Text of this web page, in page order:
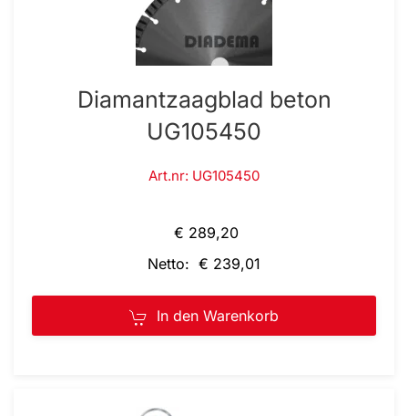
Diamantzaagblad beton
UG105450
Art.nr: UG105450
€ 289,20
Netto: € 239,01
In den Warenkorb